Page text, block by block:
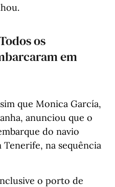
os
em
que Monica García,
anunciou que o
do navio
na sequência
o porto de